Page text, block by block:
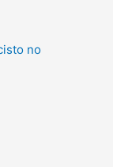
no